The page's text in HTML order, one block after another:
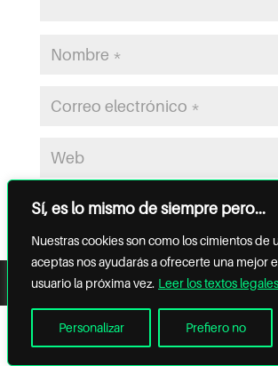
Sí, es lo mismo de siempre pero...
Nuestras cookies son como los cimientos de
aceptas nos ayudarás a ofrecerte una mejor
usuario la próxima vez. Leer los textos
Personalizar Prefiero no
LEGALES